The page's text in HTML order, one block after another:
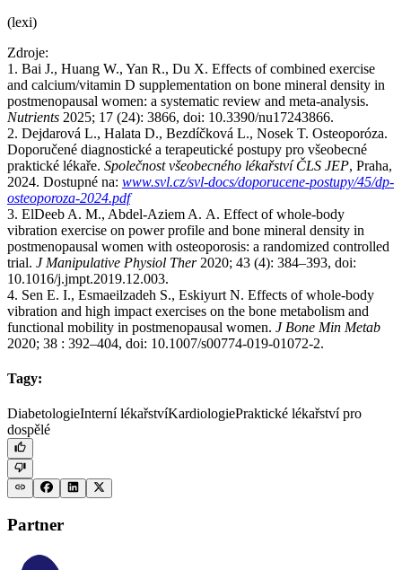
(lexi)
Zdroje:
1. Bai J., Huang W., Yan R., Du X. Effects of combined exercise
and calcium/vitamin D supplementation on bone mineral density in
postmenopausal women: a systematic review and meta-analysis.
Nutrients 2025; 17 (24): 3866, doi: 10.3390/nu17243866.
2. Dejdarová L., Halata D., Bezdíčková L., Nosek T. Osteoporóza.
Doporučené diagnostické a terapeutické postupy pro všeobecné
praktické lékaře. Společnost všeobecného lékařství ČLS JEP, Praha,
2024. Dostupné na: www.svl.cz/svl-docs/doporucene-postupy/45/dp-
osteoporoza-2024.pdf
3. ElDeeb A. M., Abdel-Aziem A. A. Effect of whole-body
vibration exercise on power profile and bone mineral density in
postmenopausal women with osteoporosis: a randomized controlled
trial. J Manipulative Physiol Ther2020; 43 (4): 384–393, doi:
10.1016/j.jmpt.2019.12.003.
4. Sen E. I., Esmaeilzadeh S., Eskiyurt N. Effects of whole-body
vibration and high impact exercises on the bone metabolism and
functional mobility in postmenopausal women. J Bone Min Metab
2020; 38 : 392–404, doi: 10.1007/s00774-019-01072-2.
Tagy:
DiabetologieInterní lékařstvíKardiologiePraktické lékařství pro
dospělé
Partner